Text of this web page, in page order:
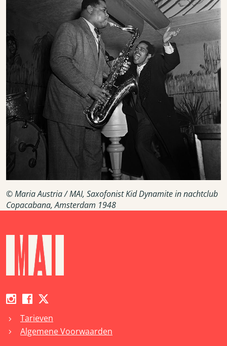
© Maria Austria / MAI, Saxofonist Kid Dynamite in nachtclub
Copacabana, Amsterdam 1948
chevron_right Tarieven
chevron_right Algemene Voorwaarden